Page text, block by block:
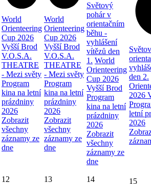
World
Orienteering
Cup 2026
Vyšší Brod
V.O.S.A.
THEATRE
- Mezi světy
Program
kina na letní
prázdniny
2026
Zobrazit
všechny
záznamy ze
dne
World
Orienteering
Cup 2026
Vyšší Brod
V.O.S.A.
THEATRE
- Mezi světy
Program
kina na letní
prázdniny
2026
Zobrazit
všechny
záznamy ze
dne
Světový
pohár v
orientačním
běhu -
vyhlášení
vítězů den
1. World
Orienteering
Cup 2026
Vyšší Brod
Program
kina na letní
prázdniny
2026
Zobrazit
všechny
záznamy ze
dne
den 2.
2026
letní
2026
12 13 14 15